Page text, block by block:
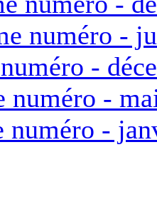
numéro -
-
numéro -
numéro -